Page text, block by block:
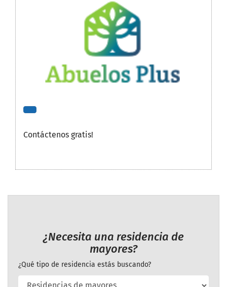
Contáctenos gratis!
¿Necesita una residencia de
mayores?
¿Qué tipo de residencia estás buscando?